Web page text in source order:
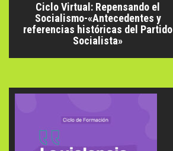
Ciclo Virtual: Repensando el
Socialismo-«Antecedentes y
referencias históricas del Partido
Socialista»